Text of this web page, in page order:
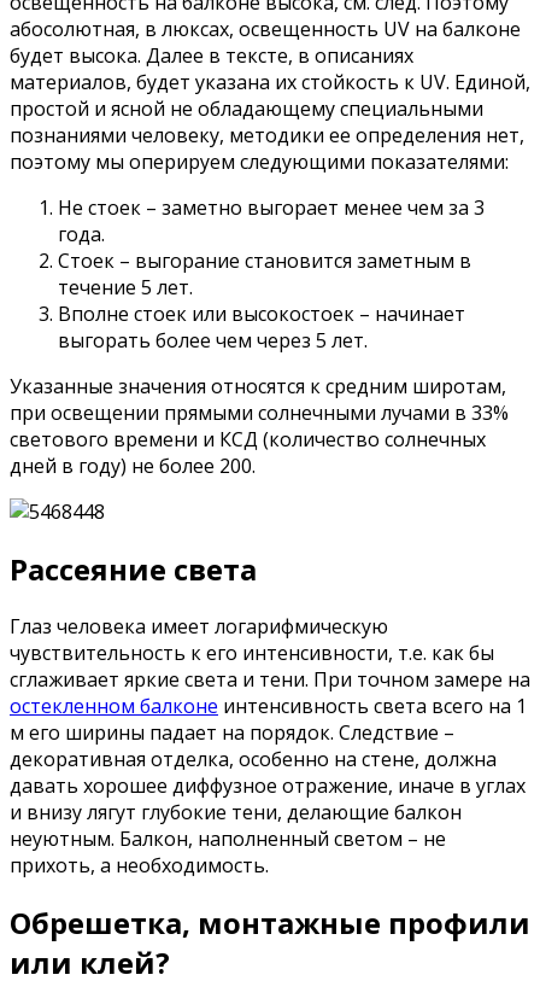
абосолютная, в люксах, освещенность UV на балконе
будет высока. Далее в тексте, в описаниях
материалов, будет указана их стойкость к UV. Единой,
простой и ясной не обладающему специальными
познаниями человеку, методики ее определения нет,
поэтому мы оперируем следующими показателями:
Не стоек – заметно выгорает менее чем за 3
года.
Стоек – выгорание становится заметным в
течение 5 лет.
Вполне стоек или высокостоек – начинает
выгорать более чем через 5 лет.
Указанные значения относятся к средним широтам,
при освещении прямыми солнечными лучами в 33%
светового времени и КСД (количество солнечных
дней в году) не более 200.
Рассеяние света
Глаз человека имеет логарифмическую
чувствительность к его интенсивности, т.е. как бы
сглаживает яркие света и тени. При точном замере на
остекленном балконе интенсивность света всего на 1
м его ширины падает на порядок. Следствие –
декоративная отделка, особенно на стене, должна
давать хорошее диффузное отражение, иначе в углах
и внизу лягут глубокие тени, делающие балкон
неуютным. Балкон, наполненный светом – не
прихоть, а необходимость.
Обрешетка, монтажные профили
или клей?